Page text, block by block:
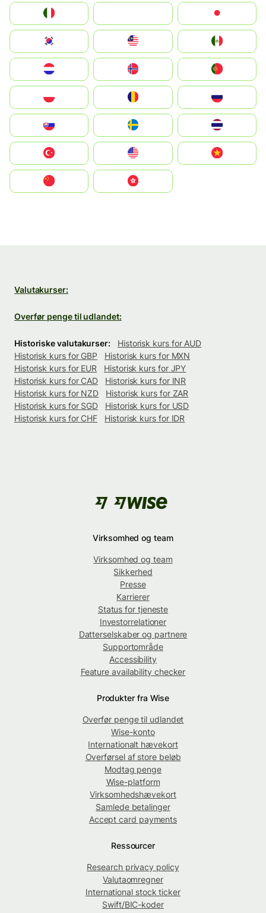
South Korea
United States
中國香港特別行政區
Valutakurser:
Overfør penge til udlandet:
Historiske valutakurser:
Historisk kurs for AUD
Historisk kurs for GBP
Historisk kurs for MXN
Historisk kurs for EUR
Historisk kurs for JPY
Historisk kurs for CAD
Historisk kurs for INR
Historisk kurs for NZD
Historisk kurs for ZAR
Historisk kurs for SGD
Historisk kurs for USD
Historisk kurs for CHF
Historisk kurs for IDR
Virksomhed og team
Virksomhed og team
Sikkerhed
Presse
Karrierer
Status for tjeneste
Investorrelationer
Datterselskaber og partnere
Supportområde
Accessibility
Feature availability checker
Produkter fra Wise
Overfør penge til udlandet
Wise-konto
Internationalt hævekort
Overførsel af store beløb
Modtag penge
Wise-platform
Virksomhedshævekort
Samlede betalinger
Accept card payments
Ressourcer
Research privacy policy
Valutaomregner
International stock ticker
Swift/BIC-koder